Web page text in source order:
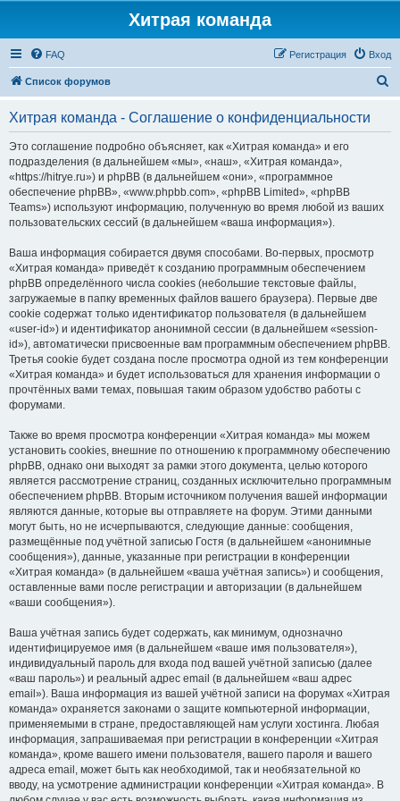
Хитрая команда
FAQ Вход
Регистрация
Список форумов
Хитрая команда - Соглашение о конфиденциальности
Это соглашение подробно объясняет, как «Хитрая команда» и его
подразделения (в дальнейшем «мы», «наш», «Хитрая команда»,
«https://hitrye.ru») и phpBB (в дальнейшем «они», «программное
обеспечение phpBB», «www.phpbb.com», «phpBB Limited», «phpBB
Teams») используют информацию, полученную во время любой из ваших
пользовательских сессий (в дальнейшем «ваша информация»).
Ваша информация собирается двумя способами. Во-первых, просмотр
«Хитрая команда» приведёт к созданию программным обеспечением
phpBB определённого числа cookies (небольшие текстовые файлы,
загружаемые в папку временных файлов вашего браузера). Первые две
cookie содержат только идентификатор пользователя (в дальнейшем
«user-id») и идентификатор анонимной сессии (в дальнейшем «session-
id»), автоматически присвоенные вам программным обеспечением phpBB.
Третья cookie будет создана после просмотра одной из тем конференции
«Хитрая команда» и будет использоваться для хранения информации о
прочтённых вами темах, повышая таким образом удобство работы с
форумами.
Также во время просмотра конференции «Хитрая команда» мы можем
установить cookies, внешние по отношению к программному обеспечению
phpBB, однако они выходят за рамки этого документа, целью которого
является рассмотрение страниц, созданных исключительно программным
обеспечением phpBB. Вторым источником получения вашей информации
являются данные, которые вы отправляете на форум. Этими данными
могут быть, но не исчерпываются, следующие данные: сообщения,
размещённые под учётной записью Гостя (в дальнейшем «анонимные
сообщения»), данные, указанные при регистрации в конференции
«Хитрая команда» (в дальнейшем «ваша учётная запись») и сообщения,
оставленные вами после регистрации и авторизации (в дальнейшем
«ваши сообщения»).
Ваша учётная запись будет содержать, как минимум, однозначно
идентифицируемое имя (в дальнейшем «ваше имя пользователя»),
индивидуальный пароль для входа под вашей учётной записью (далее
«ваш пароль») и реальный адрес email (в дальнейшем «ваш адрес
email»). Ваша информация из вашей учётной записи на форумах «Хитрая
команда» охраняется законами о защите компьютерной информации,
применяемыми в стране, предоставляющей нам услуги хостинга. Любая
информация, запрашиваемая при регистрации в конференции «Хитрая
команда», кроме вашего имени пользователя, вашего пароля и вашего
адреса email, может быть как необходимой, так и необязательной ко
вводу, на усмотрение администрации конференции «Хитрая команда». В